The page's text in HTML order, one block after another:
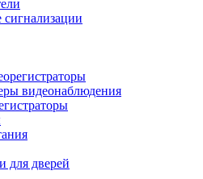
видеонаблюдения
для дверей